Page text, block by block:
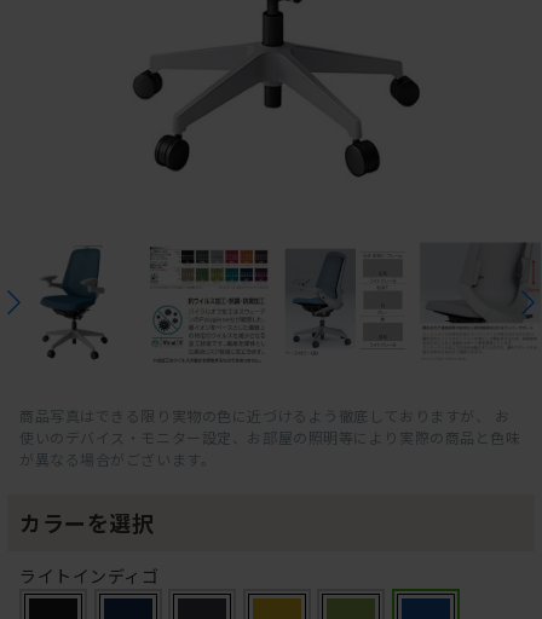
商品写真はできる限り実物の色に近づけるよう徹底しておりますが、 お
使いのデバイス・モニター設定、お部屋の照明等により実際の商品と色味
が異なる場合がございます。
カラーを選択
ライトインディゴ